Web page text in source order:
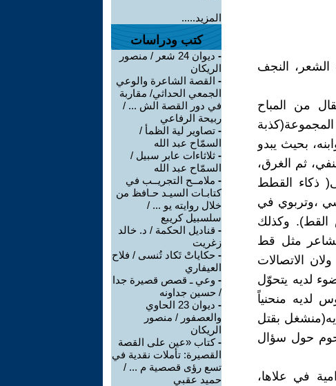
الشعر، النجف
من المباح
بحيث يبدو
ثم الغرق،
ذكاء القطط
،وتربوي في
القط). وكذلك
مثل قط
الاتصالات
لديه يتحوّل
لديه منحنياً
بقتل
حول سؤال
في علاها،
المزيد.....
كتب ودراسات
-
ديوان 24 شعر / منصور
الريكان
- القصة الشاعرة والوعي
الجمعي الحداثي/ مقاربة
في دور القصة الش ... /
ربيحة الرفاعي
- تصاوير لية الظمأ /
السمّاح عبد الله
- ثلاثاءات عابر سبيل /
السمّاح عبد الله
- ملامــح التجريــب في
كتابـات السيـد حـافظ من
خلال روايته يو ... /
سلسبيل كريبع
- قناديل الحكمة / د. خالد
زغريت
- حكاياتْ تَكاد تُنسى / فلاح
العيفاري
- وعي ـ قصص قصيرة جدا
/ حسين جداونه
-
ديوان 23 الحاوي
والعصفور / منصور
الريكان
-كتاب «عين على القصة
القصيرة: تأملات نقدية في
تسع رؤى قصصية م ... /
حميد عقبي